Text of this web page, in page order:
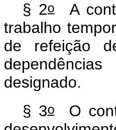
§ 2oA
trabalho
de refeição
§ 3oO